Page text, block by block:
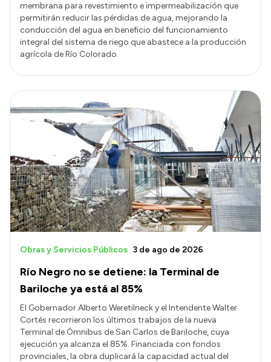
membrana para revestimiento e impermeabilización que
permitirán reducir las pérdidas de agua, mejorando la
conducción del agua en beneficio del funcionamiento
integral del sistema de riego que abastece a la producción
agrícola de Río Colorado.
Río Negro no se detiene: la Terminal de
Bariloche ya está al 85%
Obras y Servicios Públicos 3 de ago de 2026
El Gobernador Alberto Weretilneck y el Intendente Walter
Cortés recorrieron los últimos trabajos de la nueva
Terminal de Ómnibus de San Carlos de Bariloche, cuya
ejecución ya alcanza el 85%. Financiada con fondos
provinciales, la obra duplicará la capacidad actual del